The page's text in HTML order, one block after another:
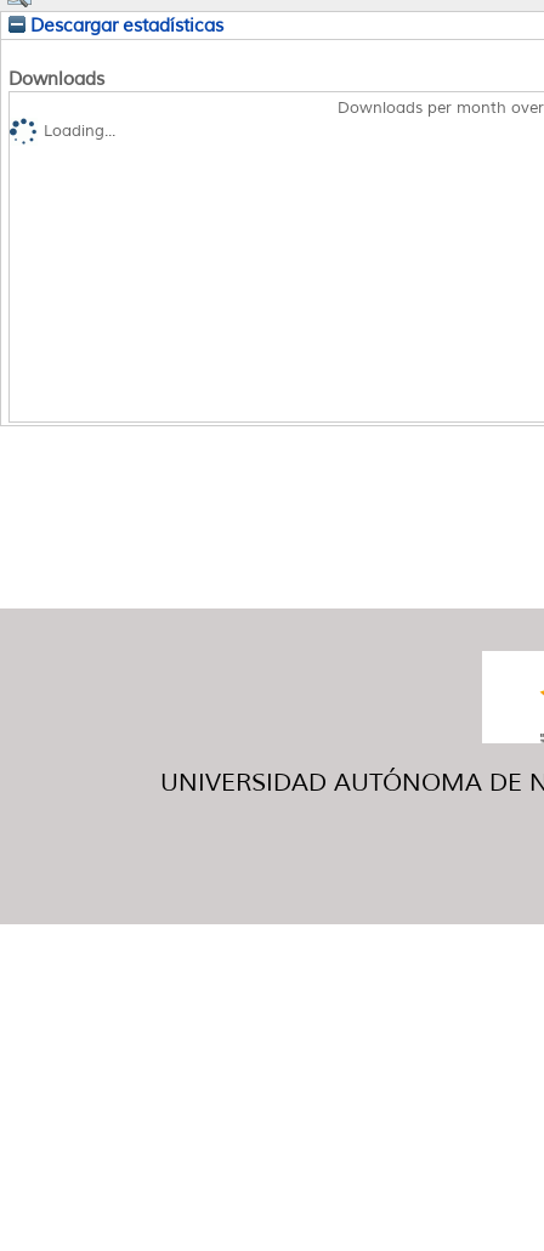
Descargar estadísticas
Downloads
Downloads per month
Loading...
UNIVERSIDAD AUTÓNOMA DE